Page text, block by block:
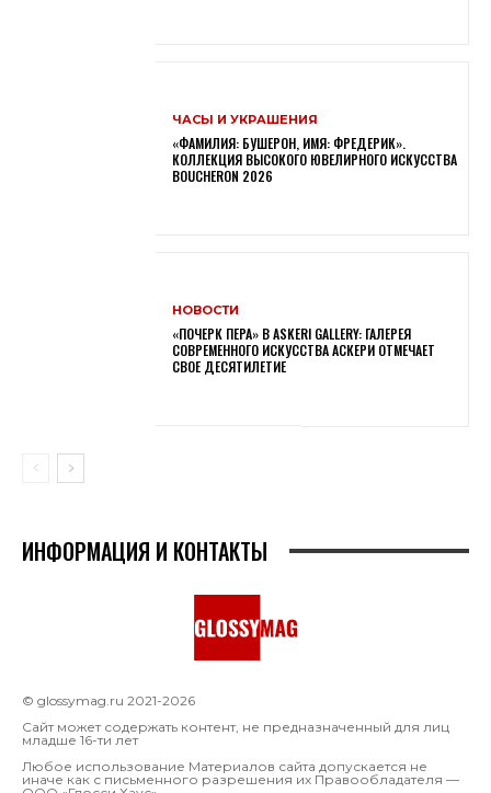
ЧАСЫ И УКРАШЕНИЯ
«ФАМИЛИЯ: БУШЕРОН, ИМЯ: ФРЕДЕРИК».
КОЛЛЕКЦИЯ ВЫСОКОГО ЮВЕЛИРНОГО ИСКУССТВА
BOUCHERON 2026
НОВОСТИ
«ПОЧЕРК ПЕРА» В ASKERI GALLERY: ГАЛЕРЕЯ
СОВРЕМЕННОГО ИСКУССТВА АСКЕРИ ОТМЕЧАЕТ
СВОЕ ДЕСЯТИЛЕТИЕ
ИНФОРМАЦИЯ И КОНТАКТЫ
© glossymag.ru 2021-2026
Сайт может содержать контент, не предназначенный для лиц
младше 16-ти лет
Любое использование Материалов сайта допускается не
иначе как с письменного разрешения их Правообладателя —